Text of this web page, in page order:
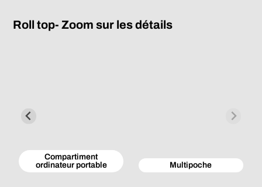
Roll top- Zoom sur les détails
Compartiment
ordinateur portable
Multipoche